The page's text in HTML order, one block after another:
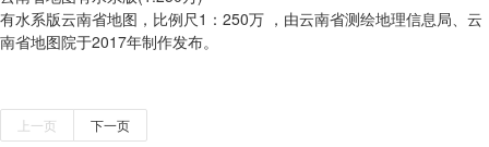
有​水系版云南省地图，比例尺1：250万 ，由云南省测绘地理信息局、云
南省地图院于2017年制作发布。
上一页 下一页